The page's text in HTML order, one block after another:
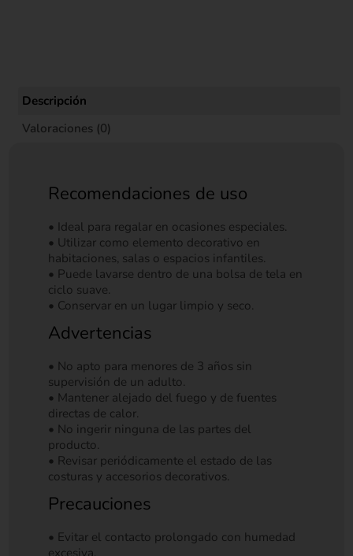
Descripción
Valoraciones (0)
Recomendaciones de uso
• Ideal para regalar en ocasiones especiales.
• Utilizar como elemento decorativo en
habitaciones, salas o espacios infantiles.
• Puede lavarse dentro de una bolsa de tela en
ciclo suave.
• Conservar en un lugar limpio y seco.
Advertencias
• No apto para menores de 3 años sin
supervisión de un adulto.
• Mantener alejado del fuego y de fuentes
directas de calor.
• No ingerir ninguna de las partes del
producto.
• Revisar periódicamente el estado de las
costuras y accesorios decorativos.
Precauciones
• Evitar el contacto prolongado con humedad